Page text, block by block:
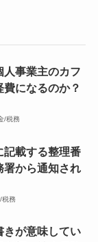
人事業主のカフ
になるのか？
/税務
記載する整理番
署から通知され
税務
きが意味してい